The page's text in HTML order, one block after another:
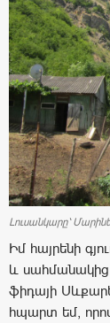
Լուսանկարը՝
Իմ հայրենի
և սահմանակից
ֆիդայի
հպարտ եմ,